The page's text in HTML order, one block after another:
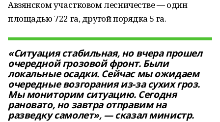
Авзянском участковом лесничестве — один
площадью 722 га, другой порядка 5 га.
«Ситуация стабильная, но вчера прошел
очередной грозовой фронт. Были
локальные осадки. Сейчас мы ожидаем
очередные возгорания из-за сухих гроз.
Мы мониторим ситуацию. Сегодня
рановато, но завтра отправим на
разведку самолет», — сказал министр.